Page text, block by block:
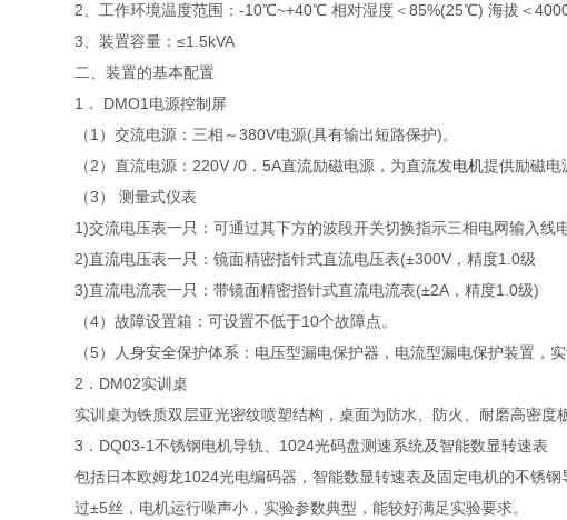
2、工作环境温度范围：-10℃~+40℃ 相对湿度＜85%(25℃) 海拔＜
3、装置容量：≤1.5kVA
二、装置的基本配置
1． DMO1电源控制屏
（1）交流电源：三相～380V电源(具有输出短路保护)。
（2）直流电源：220V /0．5A直流励磁电源，为直流发电机提供励磁电
（3） 测量式仪表
1)交流电压表一只：可通过其下方的波段开关切换指示三相电网输入线
2)直流电压表一只：镜面精密指针式直流电压表(±300V，精度1.0级
3)直流电流表一只：带镜面精密指针式直流电流表(±2A，精度1.0级)
（4）故障设置箱：可设置不低于10个故障点。
（5）人身安全保护体系：电压型漏电保护器，电流型漏电保护装置，
2．DM02实训桌
实训桌为铁质双层亚光密纹喷塑结构，桌面为防水、防火、耐磨高密
3．DQ03-1不锈钢电机导轨、1024光码盘测速系统及智能数显转速表
包括日本欧姆龙1024光电编码器，智能数显转速表及固定电机的不锈
过±5丝，电机运行噪声小，实验参数典型，能较好满足实验要求。